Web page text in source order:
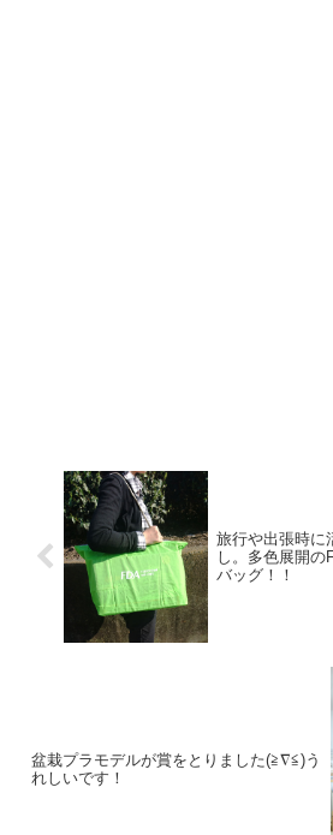
旅行や出張時に
し。多色展開の
バッグ！！
盆栽プラモデルが賞をとりました(≧∇≦)う
れしいです！